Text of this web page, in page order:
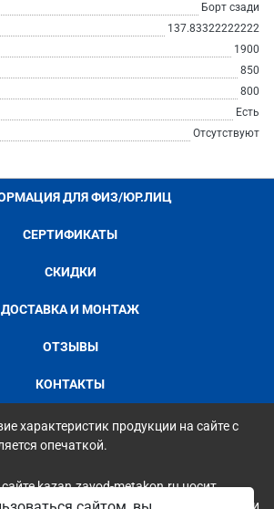
Борт сзади
137.83322222222
1900
850
800
Есть
Отсутствуют
ДЛЯ ФИЗ/ЮР.ЛИЦ
СЕРТИФИКАТЫ
СКИДКИ
ДОСТАВКА И МОНТАЖ
ОТЗЫВЫ
КОНТАКТЫ
характеристик продукции на сайте с
опечаткой.
kazan.zavod-metakon.ru носит
и справочный характер и ни